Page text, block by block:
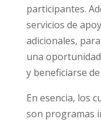
participantes.
servicios de
adicionales,
una
y beneficiarse
En esencia, los
son programas